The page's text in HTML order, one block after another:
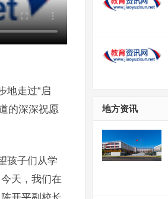
地走过“启
的深深祝愿
孩子们从学
天，我们在
地方资讯